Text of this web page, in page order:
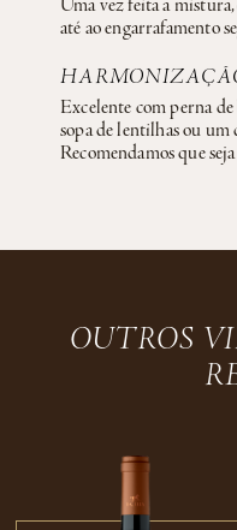
Uma vez feita a mistura,
até ao engarrafamento
Excelente com perna
sopa de lentilhas ou um
Recomendamos que
OUTROS